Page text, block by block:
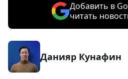
Добавить в
читать
Данияр Кунафин